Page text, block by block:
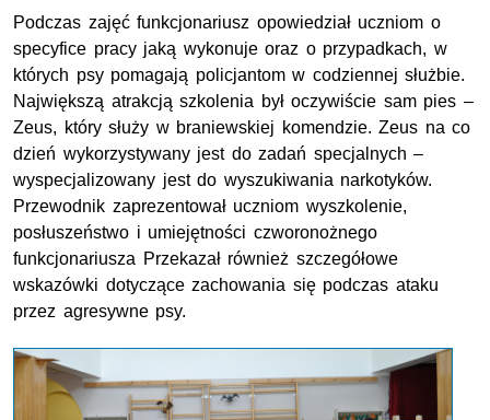
Podczas zajęć funkcjonariusz opowiedział uczniom o
specyfice pracy jaką wykonuje oraz o przypadkach, w
których psy pomagają policjantom w codziennej służbie.
Największą atrakcją szkolenia był oczywiście sam pies –
Zeus, który służy w braniewskiej komendzie. Zeus na co
dzień wykorzystywany jest do zadań specjalnych –
wyspecjalizowany jest do wyszukiwania narkotyków.
Przewodnik zaprezentował uczniom wyszkolenie,
posłuszeństwo i umiejętności czworonożnego
funkcjonariusza Przekazał również szczegółowe
wskazówki dotyczące zachowania się podczas ataku
przez agresywne psy.